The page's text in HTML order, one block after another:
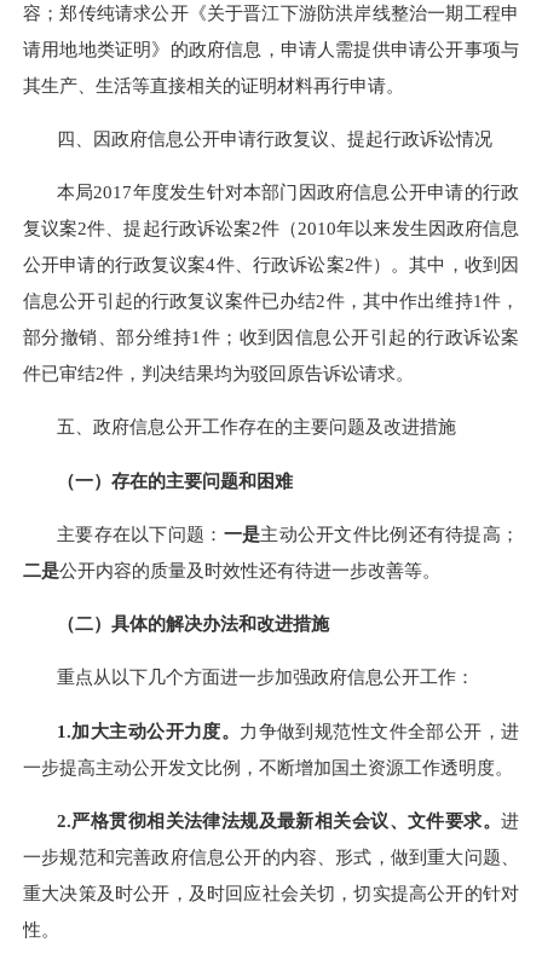
容；郑传纯请求公开《关于晋江下游防洪岸线整治一期工程申
请用地地类证明》的政府信息，申请人需提供申请公开事项与
其生产、生活等直接相关的证明材料再行申请。
四、因政府信息公开申请行政复议、提起行政诉讼情况
本局201 7年度发生针对本部门因政府信息公开申请的行政
复议案2件 、提起行政诉讼案2件 （2010年以来发生因政府信息
公开申请的行政复议案4件、 行政诉讼案2件）。其中，收到因
信息公开引起的行政复议案件已办结2件，其中作出维持1件，
部分撤销、部分维持1件；收到因信息公开引起的行政诉讼案
件已审结2件，判决结果均为驳回原告诉讼请求。
五、政府信息公开工作存在的主要问题及改进措施
（一）存在的主要问题和困难
主要存在以下问题： 一是主动公开文件比例还有待提高；
二是公开内容的质量及时效性还有待进一步改善等。
（二）具体的解决办法和改进措施
重点从以下几个方面进一步加强政府信息公开工作：
1.加大主动公开力度。 力争做到规范性文件全部公开，进
一步提高主动公开发文比例，不断增加国土资源工作透明度。
2.严格贯彻相关法律法规及最新相关会议、文件要求。 进
一步规范和完善政府信息公开的内容、形式，做到重大问题、
重大决策及时公开，及时回应社会关切，切实提高公开的针对
性。